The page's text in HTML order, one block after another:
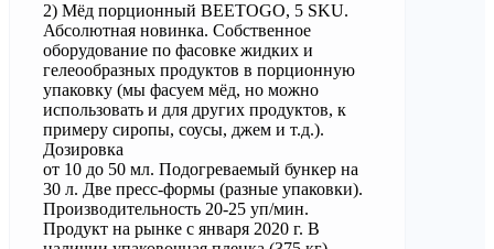
2) Мёд порционный BEETOGO, 5 SKU.
Абсолютная новинка. Собственное
оборудование по фасовке жидких и
гелеообразных продуктов в порционную
упаковку (мы фасуем мёд, но можно
использовать и для других продуктов, к
примеру сиропы, соусы, джем и т.д.).
Дозировка
от 10 до 50 мл. Подогреваемый бункер на
30 л. Две пресс-формы (разные упаковки).
Производительность 20-25 уп/мин.
Продукт на рынке с января 2020 г. В